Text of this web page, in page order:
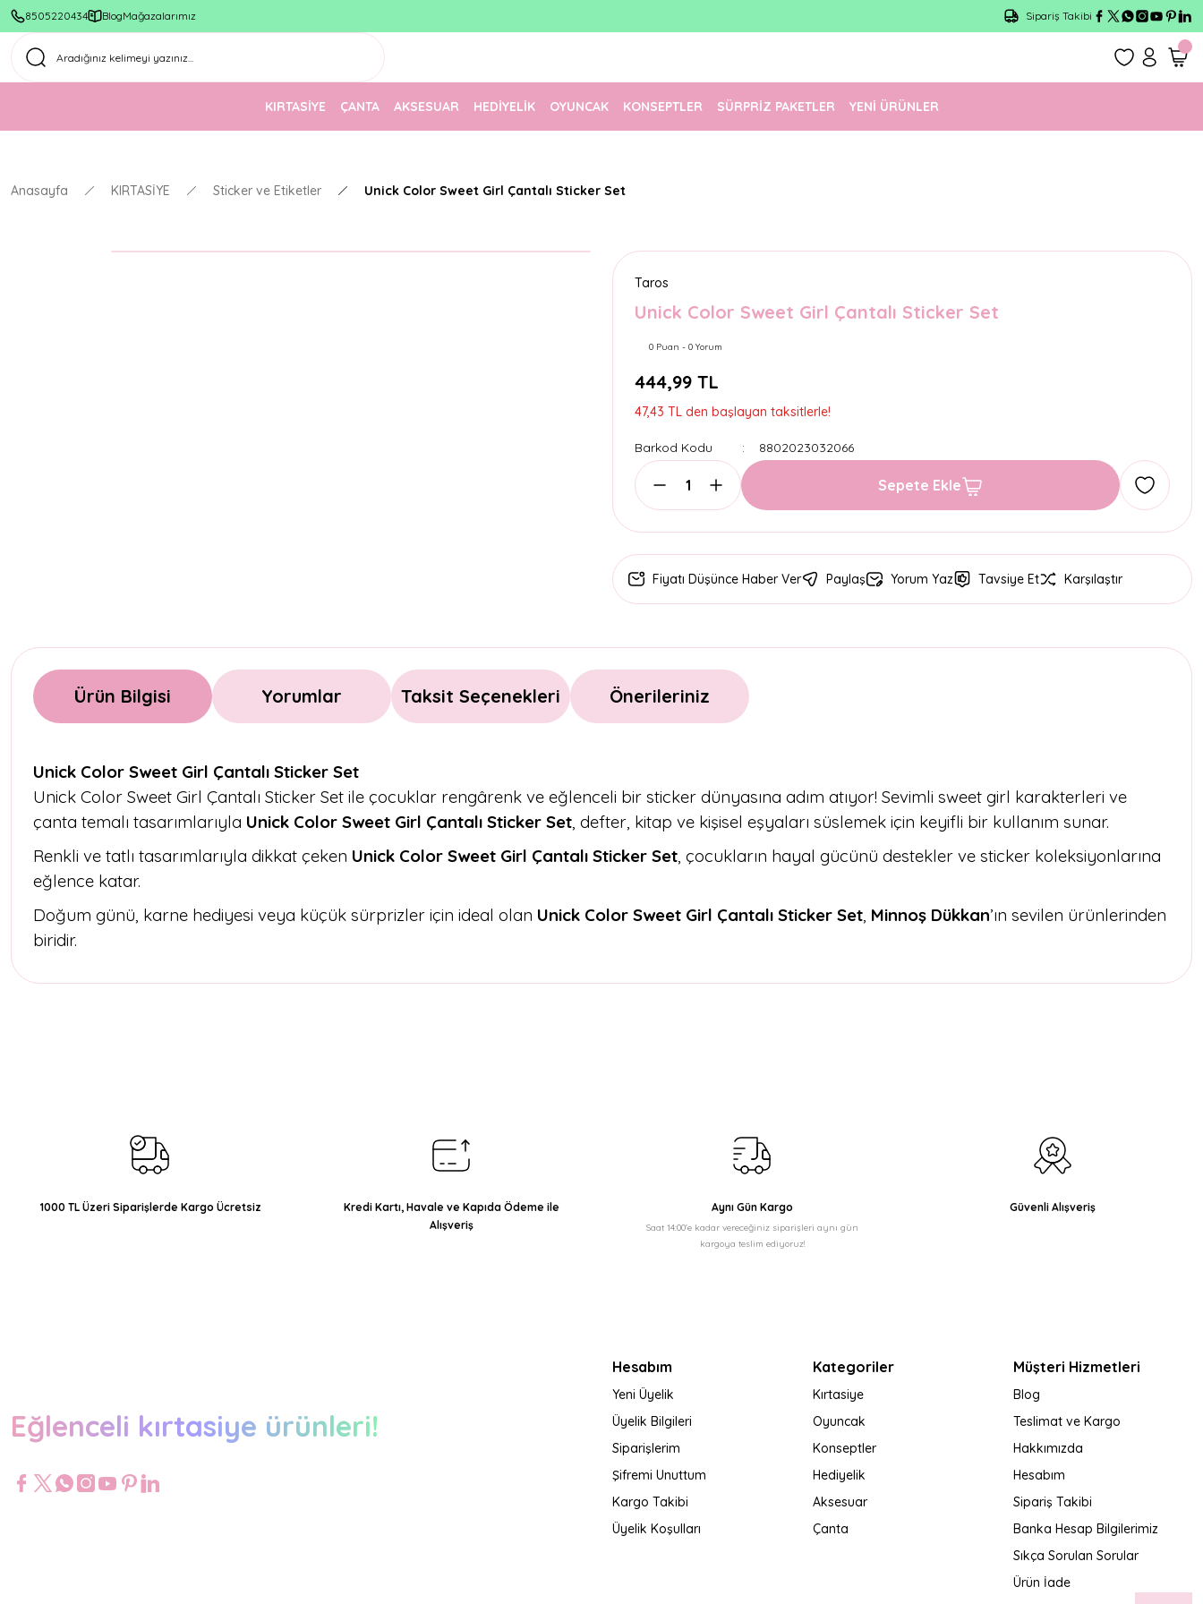
8505220434 BlogMağazalarımız
1500 TL Üzeri Ücretsiz Kargo
Sipariş Takibi
KIRTASİYE ÇANTA AKSESUAR HEDİYELİK OYUNCAK KONSEPTLER SÜRPRİZ PAKETLER YENİ ÜRÜNLER
Anasayfa KIRTASİYE Sticker ve Etiketler Unick Color Sweet Girl Çantalı Sticker Set
Taros
Unick Color Sweet Girl Çantalı Sticker Set
0 Puan - 0 Yorum
444,99 TL
47,43 TL den başlayan taksitlerle!
Barkod Kodu 8802023032066
Sepete Ekle
Fiyatı Düşünce Haber Ver Paylaş Yorum Yaz Tavsiye Et Karşılaştır
Ürün Bilgisi Yorumlar Taksit Seçenekleri Önerileriniz
Unick Color Sweet Girl Çantalı Sticker Set
Unick Color Sweet Girl Çantalı Sticker Set ile çocuklar rengârenk ve eğlenceli bir sticker dünyasına adım atıyor! Sevimli sweet girl karakterleri ve
çanta temalı tasarımlarıyla Unick Color Sweet Girl Çantalı Sticker Set, defter, kitap ve kişisel eşyaları süslemek için keyifli bir kullanım sunar.
Renkli ve tatlı tasarımlarıyla dikkat çeken Unick Color Sweet Girl Çantalı Sticker Set, çocukların hayal gücünü destekler ve sticker koleksiyonlarına
eğlence katar.
Doğum günü, karne hediyesi veya küçük sürprizler için ideal olan Unick Color Sweet Girl Çantalı Sticker Set, Minnoş Dükkan’ın sevilen ürünlerinden
biridir.
Ürün fiyatı diğer sitelerden daha pahalı.
Bu ürüne benzer farklı alternatifler olmalı.
1000 TL Üzeri Siparişlerde Kargo Ücretsiz
Kredi Kartı, Havale ve Kapıda Ödeme ile
Alışveriş
Aynı Gün Kargo
Saat 14:00'e kadar vereceğiniz siparişleri aynı gün
kargoya teslim ediyoruz!
Güvenli Alışveriş
Eğlenceli kırtasiye ürünleri!
Hesabım
Yeni Üyelik
Üyelik Bilgileri
Siparişlerim
Şifremi Unuttum
Kargo Takibi
Üyelik Koşulları
Kategoriler
Kırtasiye
Oyuncak
Konseptler
Hediyelik
Aksesuar
Çanta
Müşteri Hizmetleri
Blog
Teslimat ve Kargo
Hakkımızda
Hesabım
Sipariş Takibi
Banka Hesap Bilgilerimiz
Sıkça Sorulan Sorular
Ürün İade